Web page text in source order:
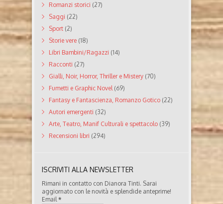
Romanzi storici (27)
Saggi (22)
Sport (2)
Storie vere (18)
Libri Bambini/Ragazzi (14)
Racconti (27)
Gialli, Noir, Horror, Thriller e Mistery (70)
Fumetti e Graphic Novel(69)
Fantasy e Fantascienza, Romanzo Gotico (22)
Autori emergenti (32)
Arte, Teatro, Manif Culturali e spettacolo (39)
Recensioni libri (294)
ISCRIVITI ALLA NEWSLETTER
Rimani in contatto con Dianora Tinti. Sarai
aggiornato con le novità e splendide anteprime!
Email*